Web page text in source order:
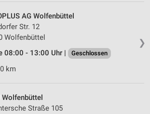
❯
AG Wolfenbüttel
Str. 12
Wolfenbüttel
08:00 - 13:00 Uhr |
Geschlossen
km
Wolfenbüttel
Straße 105